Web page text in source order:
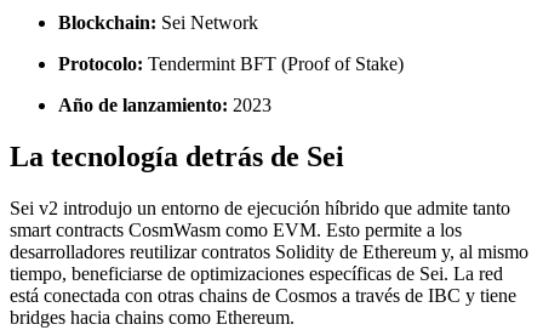
Blockchain: Sei Network
Protocolo: Tendermint BFT (Proof of Stake)
Año de lanzamiento: 2023
La tecnología detrás de Sei
Sei v2 introdujo un entorno de ejecución híbrido que admite tanto
smart contracts CosmWasm como EVM. Esto permite a los
desarrolladores reutilizar contratos Solidity de Ethereum y, al mismo
tiempo, beneficiarse de optimizaciones específicas de Sei. La red
está conectada con otras chains de Cosmos a través de IBC y tiene
bridges hacia chains como Ethereum.